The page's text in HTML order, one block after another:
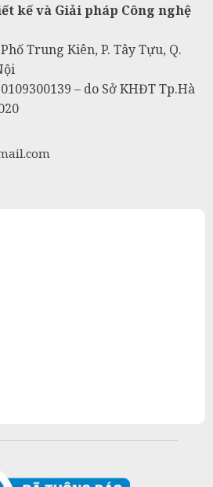
kế và Giải pháp Công nghệ
Trung Kiên, P. Tây Tựu, Q.
– do Sở KHĐT Tp.Hà